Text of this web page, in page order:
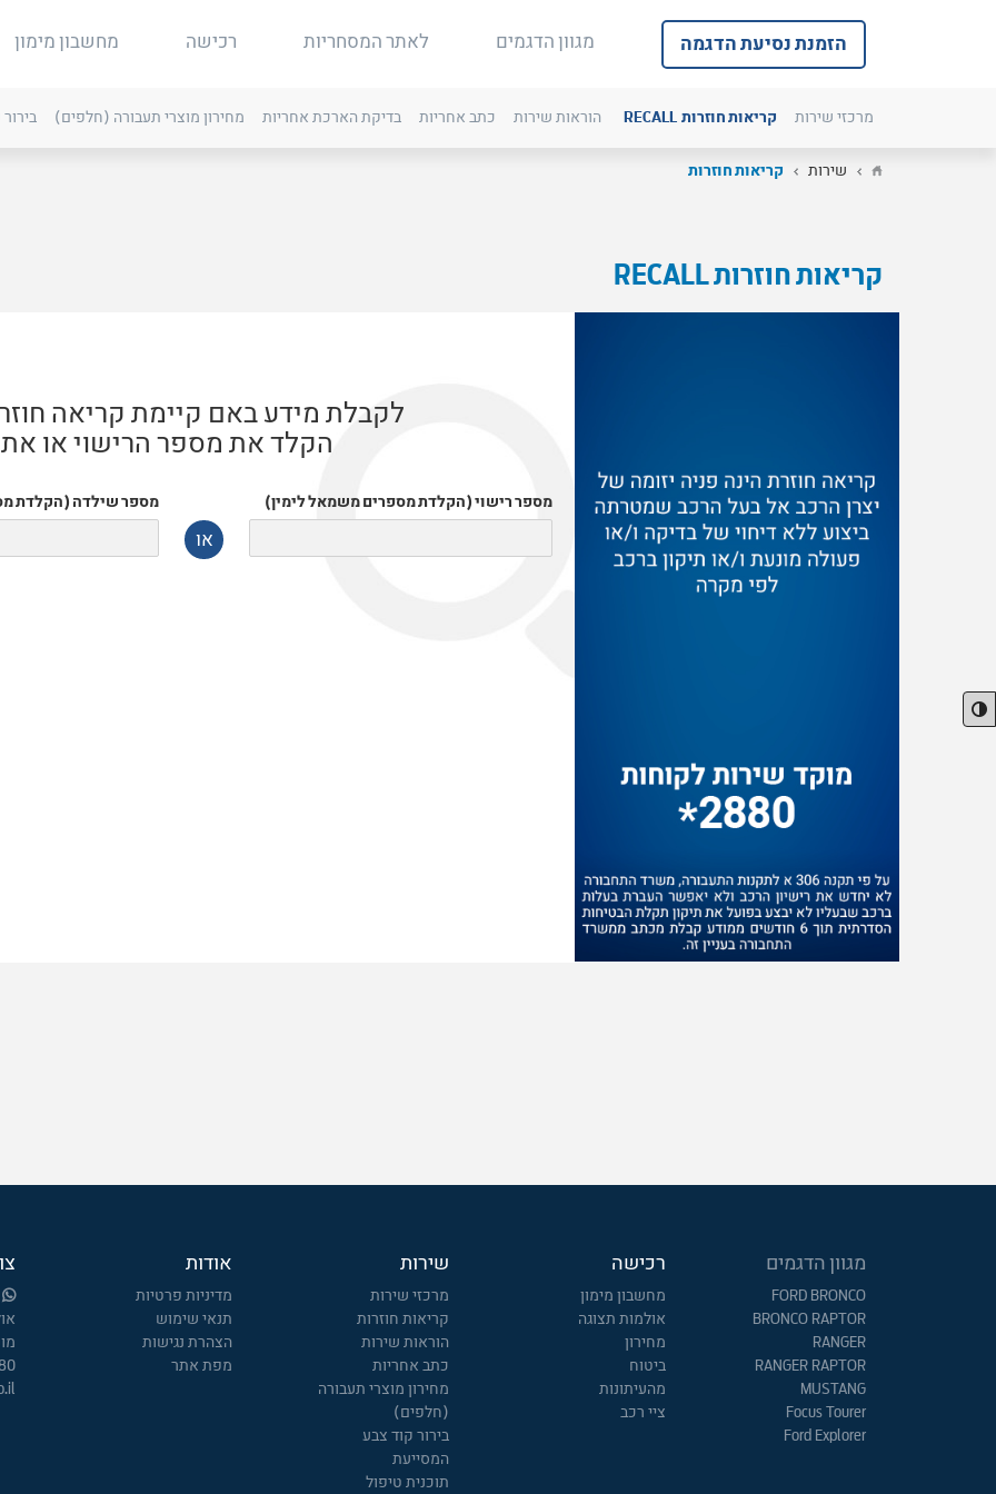
הזמנת נסיעת הדגמה מגוון הדגמים לאתר המסחריות רכישה מחשבון מימון
מרכזי שירות קריאות חוזרות הוראות שירות כתב אחריות בדיקת הארכת אחריות מחירון מוצרי תעבורה (חלפים)
שירות קריאות חוזרות
קריאות חוזרותRECALL
לקבלת מידע באם קיימת קריאה
הקלד את מספר הרישוי או
מספר רישוי (הקלדת מספרים משמאל לימין)
או
מספר שילדה (הקלדת
מגוון הדגמים
FORD BRONCO
BRONCO RAPTOR
RANGER
RANGER RAPTOR
MUSTANG
Focus Tourer
Ford Explorer
רכישה
מחשבון מימון
אולמות תצוגה
מחירון
ביטוח
מהעיתונות
ציי רכב
שירות
מרכזי שירות
קריאות חוזרות
הוראות שירות
כתב אחריות
מחירון מוצרי תעבורה
(חלפים)
בירור קוד צבע
המסייעת
תוכנית טיפול
אודות
מדיניות פרטיות
תנאי שימוש
הצהרת נגישות
מפת אתר